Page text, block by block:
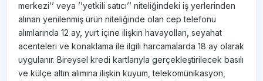
merkezi’’ veya ’’yetkili satıcı’’ niteliğindeki iş yerlerinden
alınan yenilenmiş ürün niteliğinde olan cep telefonu
alımlarında 12 ay, yurt içine ilişkin havayolları, seyahat
acenteleri ve konaklama ile ilgili harcamalarda 18 ay olarak
uygulanır. Bireysel kredi kartlarıyla gerçekleştirilecek basılı
ve külçe altın alımına ilişkin kuyum, telekomünikasyon,